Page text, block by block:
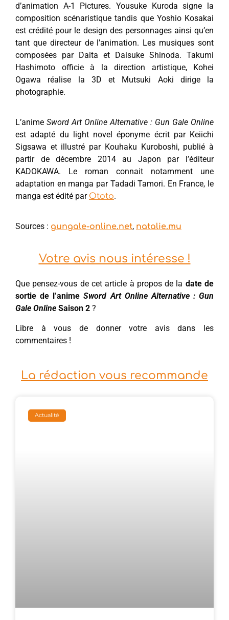
d’animation A-1 Pictures. Yousuke Kuroda signe la
composition scénaristique tandis que Yoshio Kosakai
est crédité pour le design des personnages ainsi qu’en
tant que directeur de l’animation. Les musiques sont
composées par Daita et Daisuke Shinoda. Takumi
Hashimoto officie à la direction artistique, Kohei
Ogawa réalise la 3D et Mutsuki Aoki dirige la
photographie.
L’anime Sword Art Online Alternative : Gun Gale Online
est adapté du light novel éponyme écrit par Keiichi
Sigsawa et illustré par Kouhaku Kuroboshi, publié à
partir de décembre 2014 au Japon par l’éditeur
KADOKAWA. Le roman connait notamment une
adaptation en manga par Tadadi Tamori. En France, le
manga est édité par Ototo.
Sources : gungale-online.net, natalie.mu
Votre avis nous intéresse !
Que pensez-vous de cet article à propos de la date de
sortie de l’animeSword Art Online Alternative : Gun
Gale Online Saison 2 ?
Libre à vous de donner votre avis dans les
commentaires !
La rédaction vous recommande
Actualité